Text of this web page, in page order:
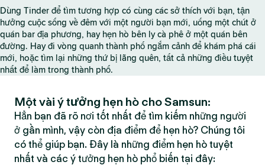
Dùng Tinder để tìm tương hợp có cùng các sở thích với bạn, tận
hưởng cuộc sống về đêm với một người bạn mới, uống một chút ở
quán bar địa phương, hay hẹn hò bên ly cà phê ở một quán bên
đường. Hay đi vòng quanh thành phố ngắm cảnh để khám phá cái
mới, hoặc tìm lại những thứ bị lãng quên, tất cả những điều tuyệt
nhất để làm trong thành phố.
Một vài ý tưởng hẹn hò cho Samsun:
Hẳn bạn đã rõ nơi tốt nhất để tìm kiếm những người
ở gần mình, vậy còn địa điểm để hẹn hò? Chúng tôi
có thể giúp bạn. Đây là những điểm hẹn hò tuyệt
nhất và các ý tưởng hẹn hò phổ biến tại đây: